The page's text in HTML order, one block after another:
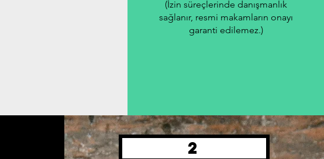
(İzin süreçlerinde danışmanlık
sağlanır, resmi makamların onayı
garanti edilemez.)
2